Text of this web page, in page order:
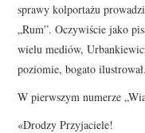
sprawy kolportażu
„Rum”. Oczywiście jako
wielu mediów,
poziomie, bogato ilustrował.
W pierwszym numerze
«Drodzy Przyjaciele!